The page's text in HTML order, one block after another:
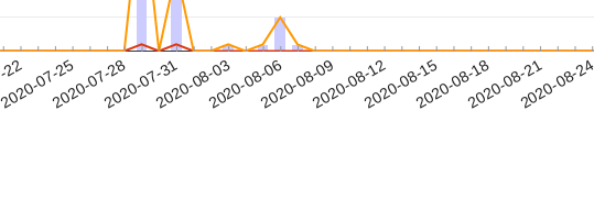
07-25
2020-07-282020-07-312020-08-032020-08-062020-08-092020-08-122020-08-152020-08-182020-08-212020-08-24